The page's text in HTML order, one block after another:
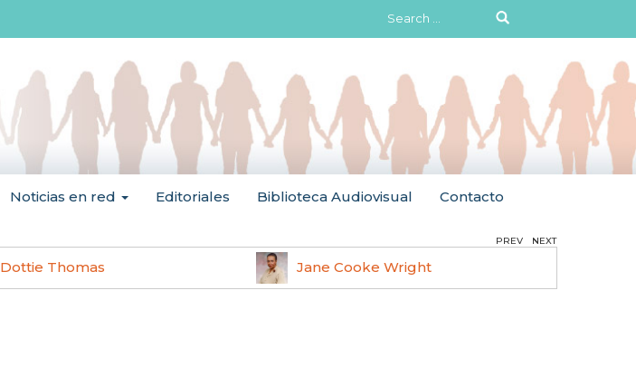
Search
for:
Noticias en red Editoriales Biblioteca Audiovisual Contacto
Dottie Thomas Jane Cooke Wright
PREV NEXT